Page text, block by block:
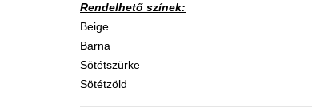
Rendelhető színek:
Beige
Barna
Sötétszürke
Sötétzöld